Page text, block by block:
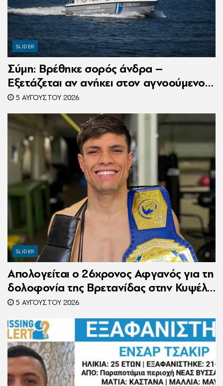
SLIDER
Σύμη: Βρέθηκε σορός άνδρα –
Εξετάζεται αν ανήκει στον αγνοούμενο
Γερμανό τουρίστα
5 ΑΥΓΟΎΣΤΟΥ 2026
SLIDER
Απολογείται ο 26χρονος Αφγανός για τη
δολοφονία της Βρετανίδας στην Κυψέλη
– Η ιστορία του είχε γίνει ντοκιμαντέρ
5 ΑΥΓΟΎΣΤΟΥ 2026